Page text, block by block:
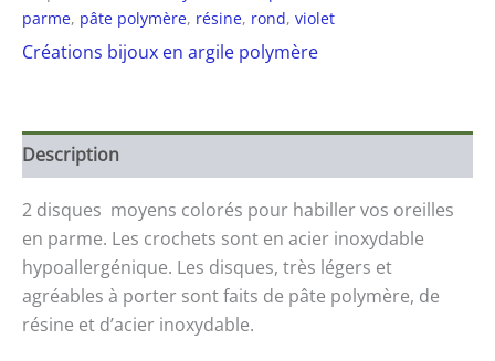
parme, pâte polymère, résine, rond, violet
Créations bijoux en argile polymère
Description
2 disques moyens colorés pour habiller vos oreilles
en parme. Les crochets sont en acier inoxydable
hypoallergénique. Les disques, très légers et
agréables à porter sont faits de pâte polymère, de
résine et d’acier inoxydable.